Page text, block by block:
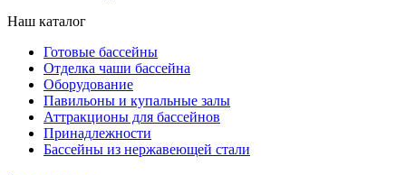
Наш каталог
Готовые бассейны
Отделка чаши бассейна
Оборудование
Павильоны и купальные залы
Аттракционы для бассейнов
Принадлежности
Бассейны из нержавеющей стали